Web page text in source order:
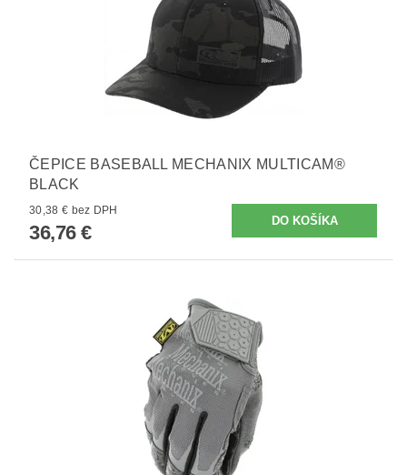
ČEPICE BASEBALL MECHANIX MULTICAM®
BLACK
30,38 € bez DPH
36,76 €